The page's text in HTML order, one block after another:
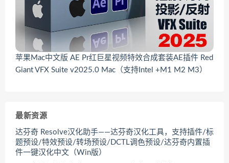
苹果Mac中文版 AE Pr红巨星视频特效合成套装AE插件 Red
Giant VFX Suite v2025.0 Mac（支持Intel +M1 M2 M3）
最新资源
达芬奇 Resolve汉化助手——达芬奇汉化工具，支持插件/标
题预设/特效预设/转场预设/DCTL调色预设/达芬奇内置插
件一键汉化中文（Win版）